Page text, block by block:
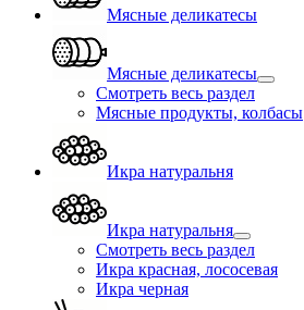
Мясные деликатесы
Мясные деликатесы
Смотреть весь раздел
Мясные продукты, колбасы
Икра натуральня
Икра натуральня
Смотреть весь раздел
Икра красная, лососевая
Икра черная